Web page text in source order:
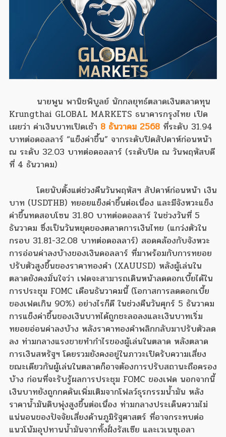
นายพูน พานิชพิบูลย์ นักกลยุทธ์ตลาดเงินตลาดทุน
Krungthai GLOBAL MARKETS ธนาคารกรุงไทย เปิด
เผยว่า ค่าเงินบาทเปิดเช้า 8 ธันวาคม 2568 ที่ระดับ 31.94
บาทต่อดอลลาร์ “แข็งค่าขึ้น” จากระดับปิดสัปดาห์ก่อนหน้า
ณ ระดับ 32.03 บาทต่อดอลลาร์ (ระดับปิด ณ วันพฤหัสบดี
ที่ 4 ธันวาคม)
โดยนับตั้งแต่ช่วงคืนวันพฤหัสฯ สัปดาห์ก่อนหน้า เงิน
บาท (USDTHB) ทยอยแข็งค่าขึ้นต่อเนื่อง และมีจังหวะแข็ง
ค่าขึ้นทดสอบโซน 31.80 บาทต่อดอลลาร์ ในช่วงวันที่ 5
ธันวาคม ซึ่งเป็นวันหยุดของตลาดการเงินไทย (แกว่งตัวใน
กรอบ 31.81-32.08 บาทต่อดอลลาร์) สอดคล้องกับจังหวะ
การอ่อนค่าลงบ้างของเงินดอลลาร์ ที่มาพร้อมกับการทยอย
ปรับตัวสูงขึ้นของราคาทองคำ (XAUUSD) หลังผู้เล่นใน
ตลาดยังคงมั่นใจว่า เฟดจะสามารถเดินหน้าลดดอกเบี้ยได้ใน
การประชุม FOMC เดือนธันวาคมนี้ (โอกาสการลดดอกเบี้ย
ของเฟดเกิน 90%) อย่างไรก็ดี ในช่วงคืนวันศุกร์ 5 ธันวาคม
การแข็งค่าขึ้นของเงินบาทได้ถูกชะลอลงและเงินบาทเริ่ม
ทยอยอ่อนค่าลงบ้าง หลังราคาทองคำพลิกกลับมาปรับตัวลด
ลง ท่ามกลางแรงขายทำกำไรของผู้เล่นในตลาด หลังตลาด
การเงินสหรัฐฯ โดยรวมยังคงอยู่ในภาวะเปิดรับความเสี่ยง
ขณะเดียวกันผู้เล่นในตลาดก็อาจต้องการปรับสถานะถือครอง
บ้าง ก่อนที่จะรับรู้ผลการประชุม FOMC ของเฟด นอกจากนี้
เงินบาทยังถูกกดดันเพิ่มเติมจากโฟลว์ธุรกรรมน้ำมัน หลัง
ราคาน้ำมันดิบพุ่งสูงขึ้นต่อเนื่อง ท่ามกลางประเด็นความไม่
แน่นอนของปัจจัยเสี่ยงด้านภูมิรัฐศาสตร์ ที่อาจกระทบต่อ
แนวโน้มอุปทานน้ำมันจากทั้งฝั่งรัสเซีย และเวเนซุเอลา